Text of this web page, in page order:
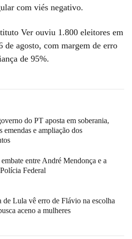
com viés negativo.
Ver ouviu 1.800 eleitores em
de agosto, com margem de erro
de 95%.
do PT aposta em soberania,
emendas e ampliação dos
entre André Mendonça e a
Federal
de Lula vê erro de Flávio na escolha
aceno a mulheres